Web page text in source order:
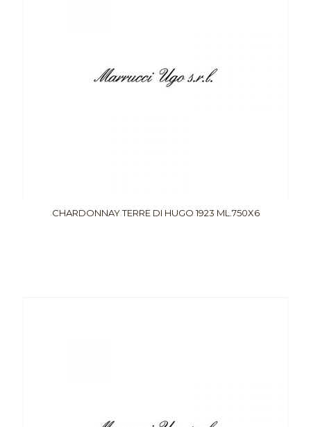
CHARDONNAY TERRE DI HUGO 1923 ML.750X6